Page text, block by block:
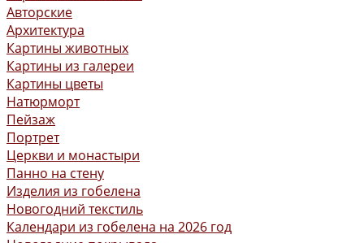
Авторские
Архитектура
Картины животных
Картины из галереи
Картины цветы
Натюрморт
Пейзаж
Портрет
Церкви и монастыри
Панно на стену
Изделия из гобелена
Новогодний текстиль
Календари из гобелена на 2026 год